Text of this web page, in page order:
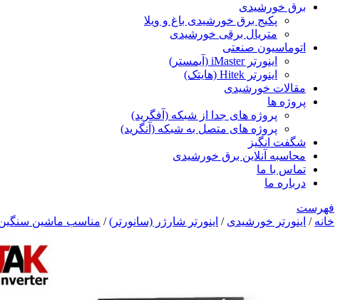
برق خورشیدی
پکیج برق خورشیدی باغ و ویلا
متریال برقی خورشیدی
اتوماسیون صنعتی
اینورتر iMaster (آیمستر)
اینورتر Hitek (هایتک)
مقالات خورشیدی
پروژه ها
پروژه های جدا از شبکه (آفگرید)
پروژه های متصل به شبکه (آنگرید)
شگفت انگیز
محاسبه آنلاین برق خورشیدی
تماس با ما
درباره ما
فهرست
خانه / اینورتر خورشیدی / اینورتر شارژر (سانورتر)/ مناسب ماشین